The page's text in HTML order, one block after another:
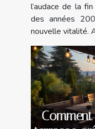
l’audace de la
des années
nouvelle vitalité.